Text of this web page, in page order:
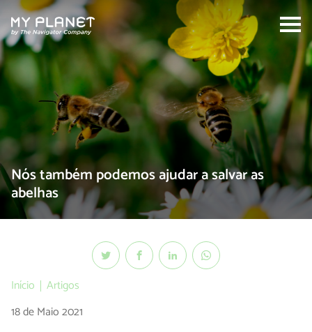
Search:
Nós também podemos ajudar a salvar as
abelhas
Início
Artigos
18 de Maio 2021